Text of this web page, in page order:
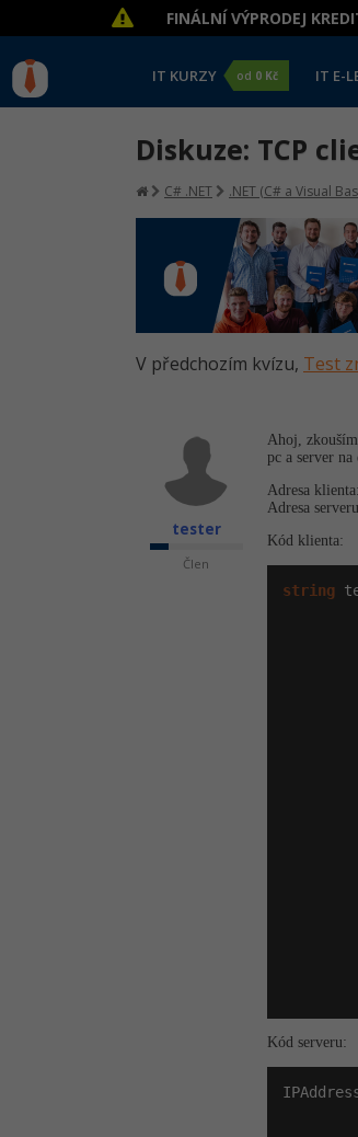
FINÁLNÍ VÝPRODEJ
IT KURZY od 0 Kč IT E-
Diskuze: TCP
C# .NET .NET (C# a Visual
V předchozím kvízu, Test
tester
Člen
Ahoj,
pc a server
Adresa
Adresa
Kód klienta:
string
Kód serveru: